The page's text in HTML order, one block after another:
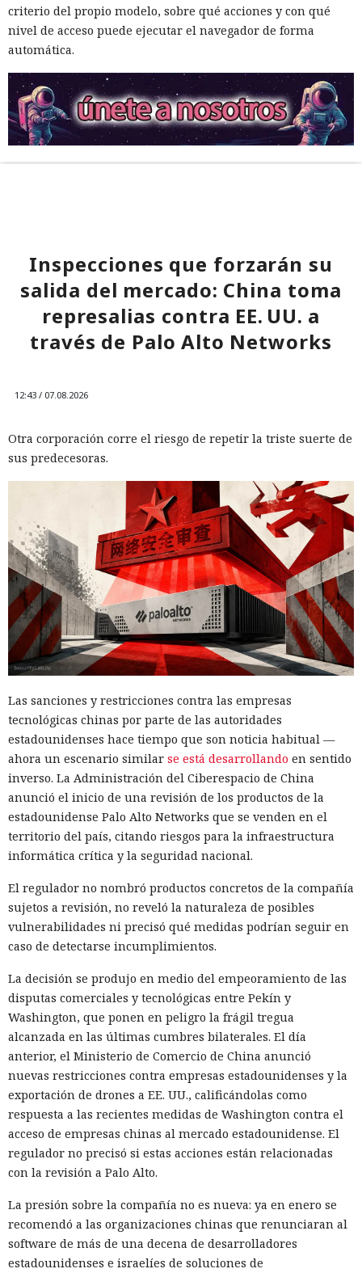
criterio del propio modelo, sobre qué acciones y con qué
nivel de acceso puede ejecutar el navegador de forma
automática.
Inspecciones que forzarán su
salida del mercado: China toma
represalias contra EE. UU. a
través de Palo Alto Networks
12:43 / 07.08.2026
Otra corporación corre el riesgo de repetir la triste suerte de
sus predecesoras.
Las sanciones y restricciones contra las empresas
tecnológicas chinas por parte de las autoridades
estadounidenses hace tiempo que son noticia habitual —
ahora un escenario similar se está desarrollando en sentido
inverso. La Administración del Ciberespacio de China
anunció el inicio de una revisión de los productos de la
estadounidense Palo Alto Networks que se venden en el
territorio del país, citando riesgos para la infraestructura
informática crítica y la seguridad nacional.
El regulador no nombró productos concretos de la compañía
sujetos a revisión, no reveló la naturaleza de posibles
vulnerabilidades ni precisó qué medidas podrían seguir en
caso de detectarse incumplimientos.
La decisión se produjo en medio del empeoramiento de las
disputas comerciales y tecnológicas entre Pekín y
Washington, que ponen en peligro la frágil tregua
alcanzada en las últimas cumbres bilaterales. El día
anterior, el Ministerio de Comercio de China anunció
nuevas restricciones contra empresas estadounidenses y la
exportación de drones a EE. UU., calificándolas como
respuesta a las recientes medidas de Washington contra el
acceso de empresas chinas al mercado estadounidense. El
regulador no precisó si estas acciones están relacionadas
con la revisión a Palo Alto.
La presión sobre la compañía no es nueva: ya en enero se
recomendó a las organizaciones chinas que renunciaran al
software de más de una decena de desarrolladores
estadounidenses e israelíes de soluciones de